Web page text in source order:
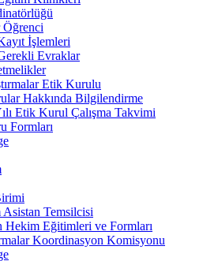
Öğrenci
İşlemleri
Evraklar
Etik Kurulu
Hakkında Bilgilendirme
Etik Kurul Çalışma Takvimi
Formları
Temsilcisi
Hekim Eğitimleri ve Formları
Koordinasyon Komisyonu